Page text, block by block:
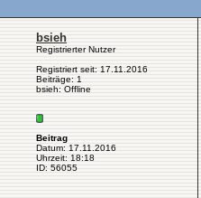
bsieh
Registrierter Nutzer
Registriert seit: 17.11.2016
Beiträge: 1
bsieh: Offline
Beitrag
Datum: 17.11.2016
Uhrzeit: 18:18
ID: 56055